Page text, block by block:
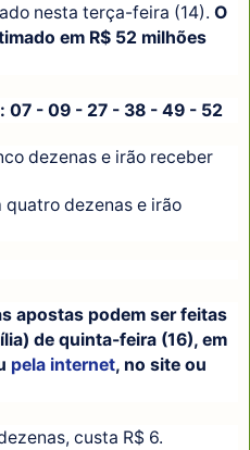
nesta terça-feira (14). O
em R$ 52 milhões
07 - 09 - 27 - 38 - 49 - 52
dezenas e irão receber
dezenas e irão
apostas podem ser feitas
de quinta-feira (16), em
pela internet, no site ou
custa R$ 6.